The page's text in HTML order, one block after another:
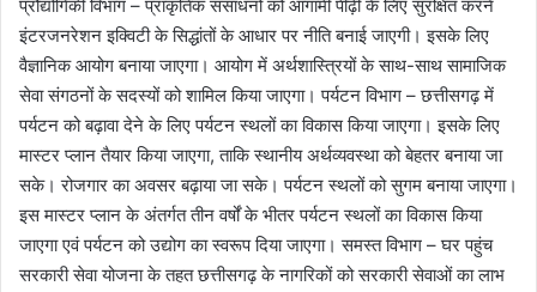
प्रौद्योगिकी विभाग – प्राकृतिक संसाधनों को आगामी पीढ़ी के लिए सुरक्षित करने
इंटरजनरेशन इक्विटी के सिद्धांतों के आधार पर नीति बनाई जाएगी। इसके लिए
वैज्ञानिक आयोग बनाया जाएगा। आयोग में अर्थशास्त्रियों के साथ-साथ सामाजिक
सेवा संगठनों के सदस्यों को शामिल किया जाएगा। पर्यटन विभाग – छत्तीसगढ़ में
पर्यटन को बढ़ावा देने के लिए पर्यटन स्थलों का विकास किया जाएगा। इसके लिए
मास्टर प्लान तैयार किया जाएगा, ताकि स्थानीय अर्थव्यवस्था को बेहतर बनाया जा
सके। रोजगार का अवसर बढ़ाया जा सके। पर्यटन स्थलों को सुगम बनाया जाएगा।
इस मास्टर प्लान के अंतर्गत तीन वर्षों के भीतर पर्यटन स्थलों का विकास किया
जाएगा एवं पर्यटन को उद्योग का स्वरूप दिया जाएगा। समस्त विभाग – घर पहुंच
सरकारी सेवा योजना के तहत छत्तीसगढ़ के नागरिकों को सरकारी सेवाओं का लाभ